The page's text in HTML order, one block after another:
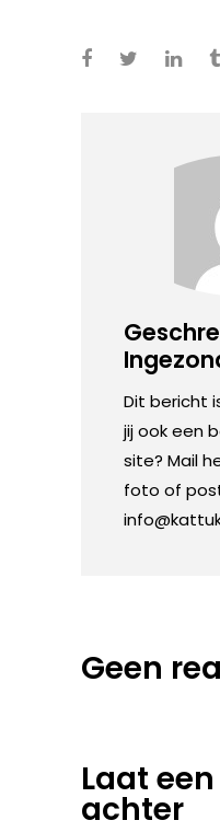
Dit bericht
jij ook een
site? Mail
foto of
Geen
Laat
achter